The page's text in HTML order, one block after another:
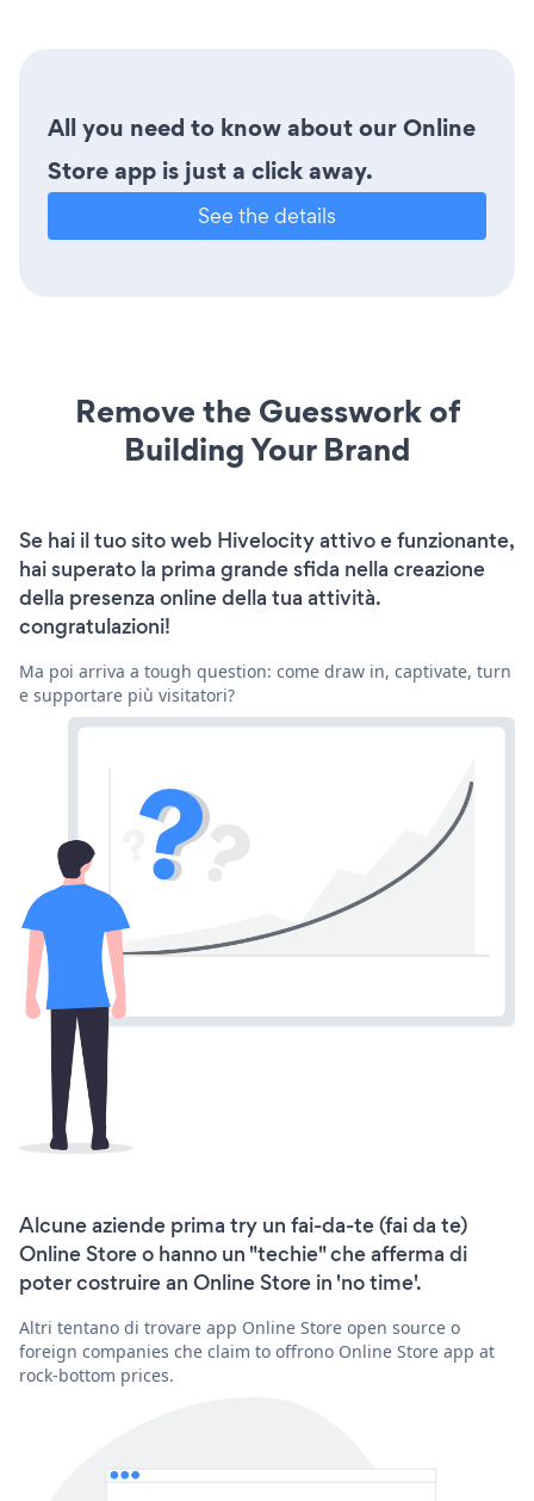
All you need to know about our Online
Store app is just a click away.
See the details
Remove the Guesswork of
Building Your Brand
Se hai il tuo sito web Hivelocity attivo e funzionante,
hai superato la prima grande sfida nella creazione
della presenza online della tua attività.
congratulazioni!
Ma poi arriva a tough question: come draw in, captivate, turn
e supportare più visitatori?
Alcune aziende prima try un fai-da-te (fai da te)
Online Store o hanno un "techie" che afferma di
poter costruire an Online Store in 'no time'.
Altri tentano di trovare app Online Store open source o
foreign companies che claim to offrono Online Store app at
rock-bottom prices.